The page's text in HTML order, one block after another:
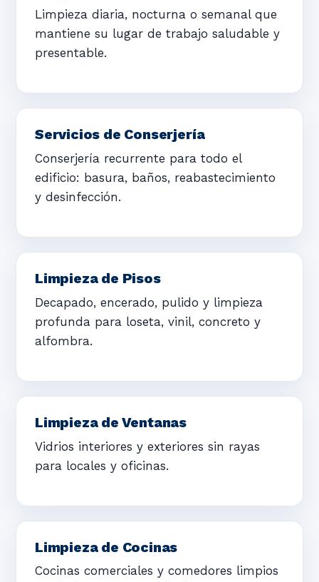
Limpieza diaria, nocturna o semanal que
mantiene su lugar de trabajo saludable y
presentable.
Servicios de Conserjería
Conserjería recurrente para todo el
edificio: basura, baños, reabastecimiento
y desinfección.
Limpieza de Pisos
Decapado, encerado, pulido y limpieza
profunda para loseta, vinil, concreto y
alfombra.
Limpieza de Ventanas
Vidrios interiores y exteriores sin rayas
para locales y oficinas.
Limpieza de Cocinas
Cocinas comerciales y comedores limpios